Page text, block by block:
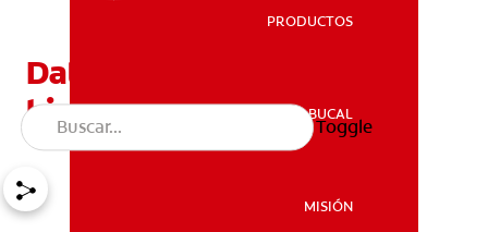
SALUD BUCAL
PRODUCTOS
SALUD BUCAL
MISIÓN
Toggle
Datos importantes de la
historia de la ortodoncia